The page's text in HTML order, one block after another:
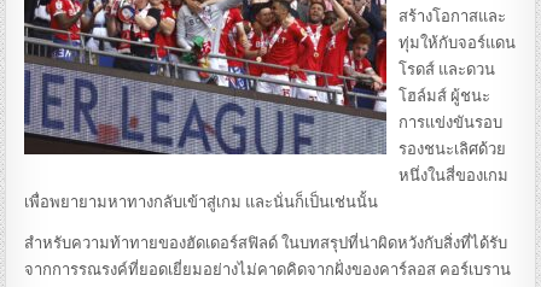
สร้างโอกาสและ
ทุ่มให้กับจอร์แดน
โรดส์ และดวน
โฮล์มส์ ผู้ชนะ
การแข่งขันรอบ
รองชนะเลิศด้วย
หนึ่งในสี่ของเกม
เพื่อพยายามหาทางกลับเข้าสู่เกม และนั่นก็เป็นเช่นนั้น
สำหรับความท้าทายของฮัดเดอร์สฟิลด์ ในบทสรุปที่น่าผิดหวังกับสิ่งที่ได้รับ
จากการรณรงค์ที่ยอดเยี่ยมอย่างไม่คาดคิดจากฝั่งของคาร์ลอส คอร์เบราน